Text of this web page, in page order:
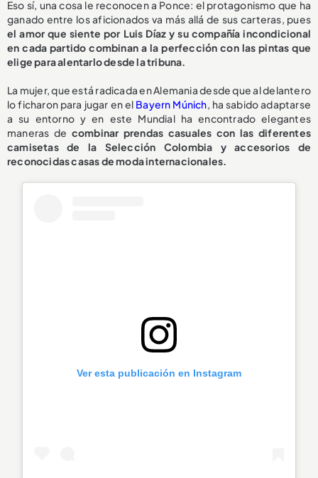
Eso sí, una cosa le reconocen a Ponce: el protagonismo que ha
ganado entre los aficionados va más allá de sus carteras, pues
el amor que siente por Luis Díaz y su compañía incondicional
en cada partido combinan a la perfección con las pintas que
elige para alentarlo desde la tribuna.
La mujer, que está radicada en Alemania desde que al delantero
lo ficharon para jugar en el Bayern Múnich, ha sabido adaptarse
a su entorno y en este Mundial ha encontrado elegantes
maneras de combinar prendas casuales con las diferentes
camisetas de la Selección Colombia y accesorios de
reconocidas casas de moda internacionales.
Ver esta publicación en Instagram